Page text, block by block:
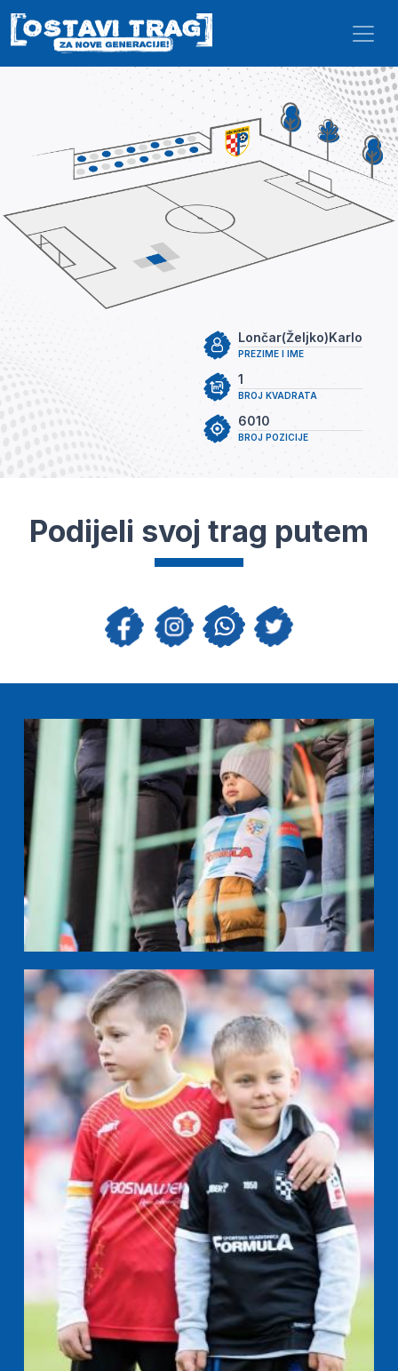
Skip to main content
PREZIME I IME
Lončar(Željko)Karlo
BROJ KVADRATA
1
BROJ POZICIJE
6010
Podijeli svoj trag putem